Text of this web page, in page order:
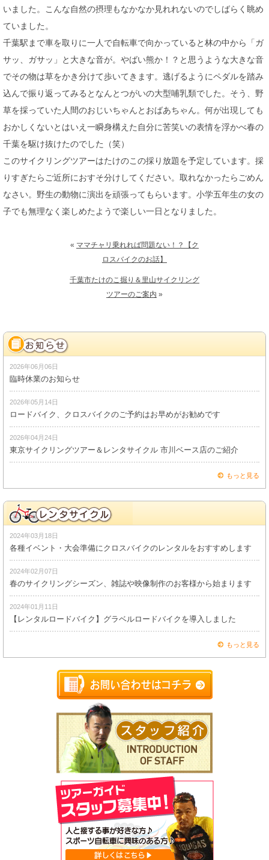
いました。こんな自然の摂理もなかなか見れれないのでしばらく眺め
ていました。
千葉駅まで車を取りに一人で自転車で向かっていると林の中から「ガ
サッ、ガサッ」と大きな音が。やばい熊か！？と思うような大きな音
でその物は草をかき分けて歩いてきます。逃げるようにペダルを踏み
込んで振り返ってみるとなんとつがいの大型哺乳類でした。そう、野
草を採っていた人間のおじいちゃんとおばあちゃん。何が出現しても
おかしくないとはいえ一瞬身構えた自分に苦笑いの表情を浮かべ春の
千葉を駆け抜けたのでした（笑）
このサイクリングツアーはたけのこの採り放題を予定しています。採
りすぎたらご近所におすそ分けしてください。取れなかったらごめん
なさい。野生の動物に演出を頑張ってもらいます。小学五年生の女の
子でも無理なく楽しめたようで楽しい一日となりました。
« ママチャリ乗れれば問題ない！？【ク
ロスバイクのお話】
千葉市たけのこ掘り＆里山サイクリング
ツアーのご案内 »
2026年06月06日
臨時休業のお知らせ
2026年05月14日
ロードバイク、クロスバイクのご予約はお早めがお勧めです
2026年04月24日
東京サイクリングツアー＆レンタサイクル 市川ベース店のご紹介
もっと見る
2024年03月18日
各種イベント・大会準備にクロスバイクのレンタルをおすすめします
2024年02月07日
春のサイクリングシーズン、雑誌や映像制作のお客様から始まります
2024年01月11日
【レンタルロードバイク】グラベルロードバイクを導入しました
もっと見る